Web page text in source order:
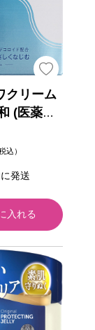
クリーム
(医薬部
込）
発送
入れる